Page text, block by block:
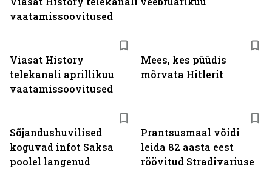
Viasat History
telekanali aprillikuu
vaatamissoovitused
Mees, kes püüdis
mõrvata Hitlerit
Sõjandushuvilised
koguvad infot Saksa
poolel langenud
Prantsusmaal võidi
leida 82 aasta eest
röövitud Stradivariuse
vaatamissoovitused